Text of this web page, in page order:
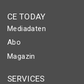
CE TODAY
Mediadaten
Abo
Magazin
SERVICES